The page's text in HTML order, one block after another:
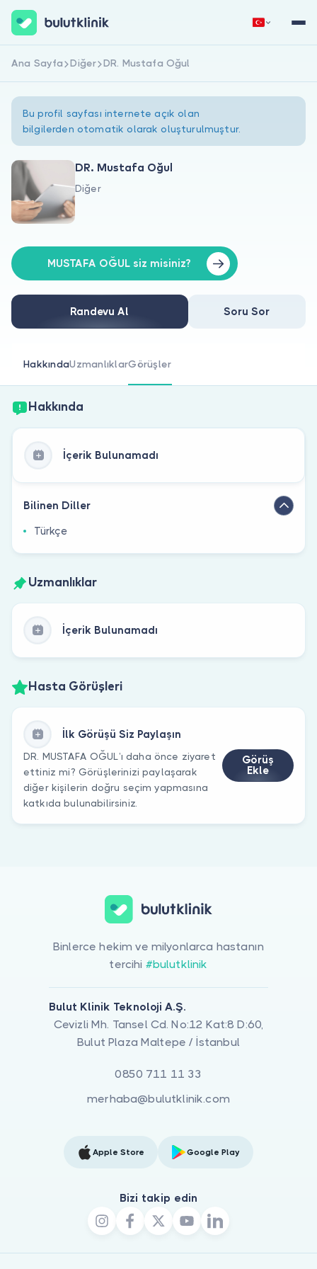
Hakkımızda
Doktorlar için
Doktor musunuz?
Hemen Kaydol
Ana Sayfa Diğer DR. Mustafa Oğul
Bu profil sayfası internete açık olan
bilgilerden otomatik olarak oluşturulmuştur.
DR. Mustafa Oğul
Diğer
MUSTAFA OĞUL siz misiniz?
Randevu Al Soru Sor
HakkındaUzmanlıklarGörüşler
Hakkında
İçerik Bulunamadı
Bilinen Diller
Türkçe
Uzmanlıklar
İçerik Bulunamadı
Hasta Görüşleri
İlk Görüşü Siz Paylaşın
DR. MUSTAFA OĞUL’ı daha önce ziyaret
ettiniz mi? Görüşlerinizi paylaşarak
diğer kişilerin doğru seçim yapmasına
katkıda bulunabilirsiniz.
Görüş
Ekle
Binlerce hekim ve milyonlarca hastanın
tercihi #bulutklinik
Bulut Klinik Teknoloji A.Ş.
Cevizli Mh. Tansel Cd. No:12 Kat:8 D:60,
Bulut Plaza Maltepe / İstanbul
0850 711 11 33
merhaba@bulutklinik.com
Apple Store Google Play
Bizi takip edin